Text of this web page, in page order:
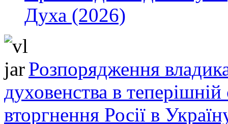
Духа (2026)
Розпорядження
духовенства в теперішній
вторгнення Росії в